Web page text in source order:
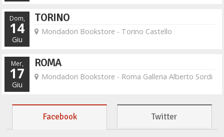
Dom,
14
Giu
TORINO
Mondadori Bookstore - Torino Castello
Mer,
17
Giu
ROMA
Mondadori Bookstore - Roma Galleria Alberto Sordi
Facebook Twitter